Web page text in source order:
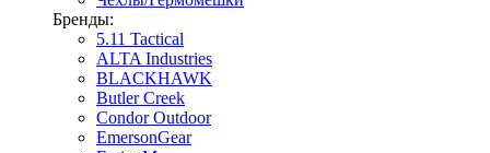
Бренды:
5.11 Tactical
ALTA Industries
BLACKHAWK
Butler Creek
Condor Outdoor
EmersonGear